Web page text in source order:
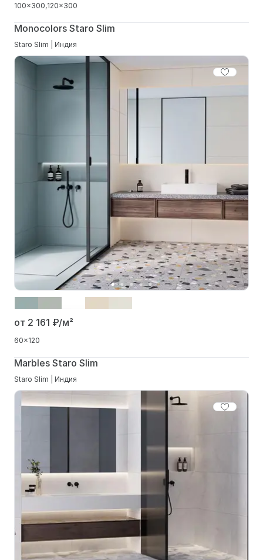
100x300 120x300
Monocolors Staro Slim
Staro Slim | Индия
от 2 161 ₽/м²
60x120
Marbles Staro Slim
Staro Slim | Индия